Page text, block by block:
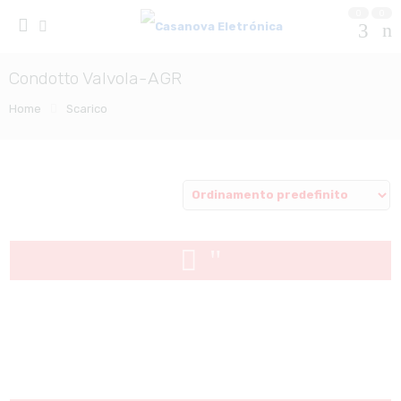
Condotto Valvola-AGR
Home Scarico